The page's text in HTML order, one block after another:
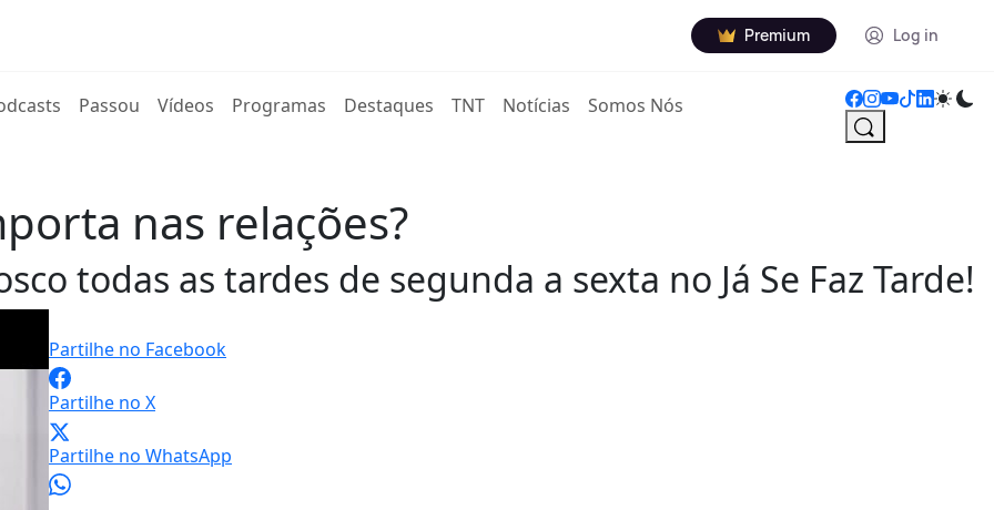
Premium Log in
Passou Vídeos Programas Destaques TNT Notícias Somos Nós
nas relações?
todas as tardes de segunda a sexta no Já Se Faz Tarde!
Partilhe no Facebook
Partilhe no X
Partilhe no WhatsApp